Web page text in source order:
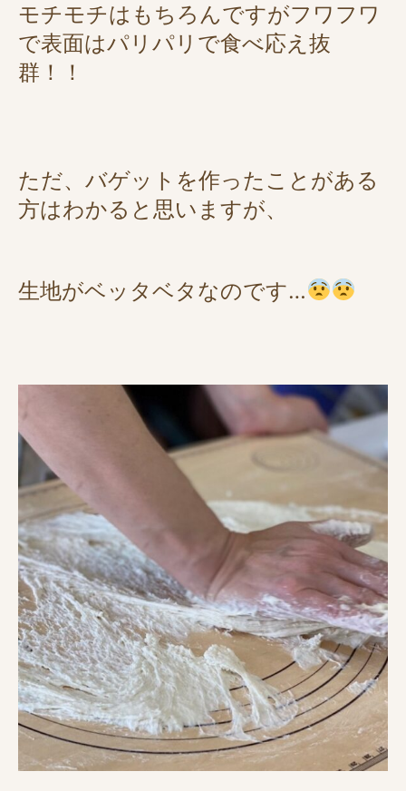
モチモチはもちろんですがフワフワ
で表面はパリパリで食べ応え抜
群！！
ただ、バゲットを作ったことがある
方はわかると思いますが、
生地がベッタベタなのです…